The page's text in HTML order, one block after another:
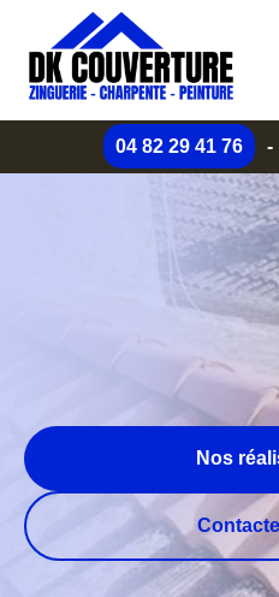
04 82 29 41 76 -
Nos